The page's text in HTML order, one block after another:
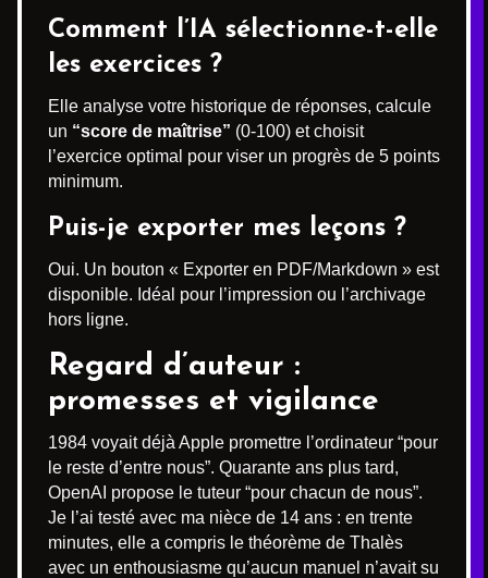
Comment l’IA sélectionne-t-elle
les exercices ?
Elle analyse votre historique de réponses, calcule
un “score de maîtrise” (0-100) et choisit
l’exercice optimal pour viser un progrès de 5 points
minimum.
Puis-je exporter mes leçons ?
Oui. Un bouton « Exporter en PDF/Markdown » est
disponible. Idéal pour l’impression ou l’archivage
hors ligne.
Regard d’auteur :
promesses et vigilance
1984 voyait déjà Apple promettre l’ordinateur “pour
le reste d’entre nous”. Quarante ans plus tard,
OpenAI propose le tuteur “pour chacun de nous”.
Je l’ai testé avec ma nièce de 14 ans : en trente
minutes, elle a compris le théorème de Thalès
avec un enthousiasme qu’aucun manuel n’avait su